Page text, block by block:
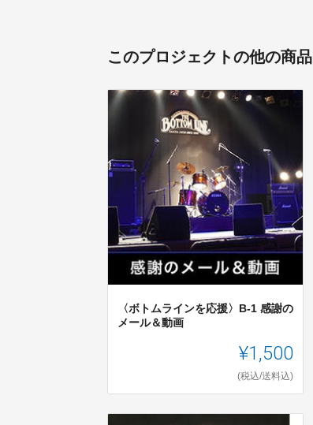
このプロジェクトの他の商品
〈ボトムラインを応援〉B-1 感謝の
メール＆動画
¥1,500
(税込/送料込)